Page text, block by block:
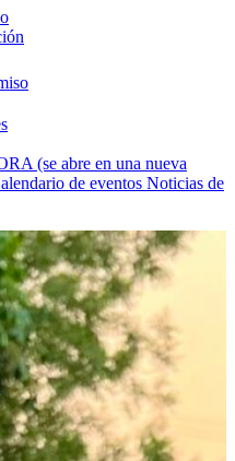
(se abre en una nueva
de eventos Noticias de